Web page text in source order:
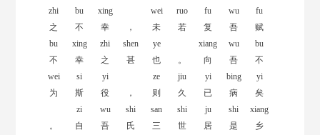
zhi
之
bu
不
xing
幸
，
wei
未
ruo
若
fu
复
wu
吾
fu
赋
bu
不
xing
幸
zhi
之
shen
甚
ye
也
。
xiang
向
wu
吾
bu
不
wei
为
si
斯
yi
役
，
ze
则
jiu
久
yi
已
bing
病
yi
矣
。
zi
自
wu
吾
shi
氏
san
三
shi
世
ju
居
shi
是
xiang
乡